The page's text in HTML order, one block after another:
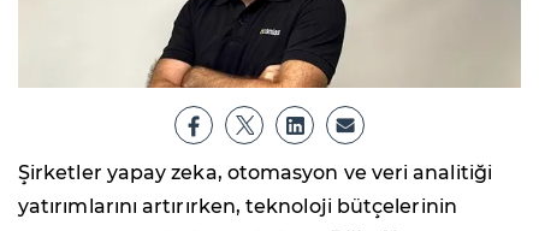
Şirketler yapay zeka, otomasyon ve veri analitiği
yatırımlarını artırırken, teknoloji bütçelerinin